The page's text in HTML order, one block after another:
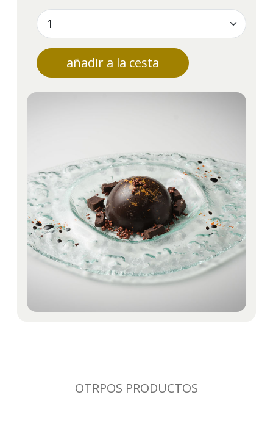
añadir a la cesta
OTRPOS PRODUCTOS